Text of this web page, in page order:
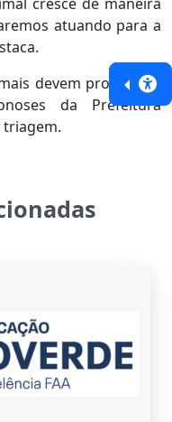
atuando para a
devem procurar o
da Prefeitura
triagem.